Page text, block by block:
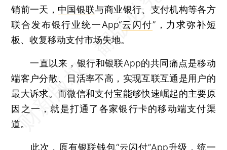
销前一天， 中国银联与商业银行、支付机构等各方
联合发布银行业统一App“云闪付”，力求弥补短
板、收复移动支付市场失地。
一直以来，银行和银联App的共同痛点是移动
端客户分散、日活率不高，实现互联互通是用户的
最大诉求。而微信和支付宝能够快速崛起的主要原
因之一，就是打通了各家银行卡的移动端支付渠
道。
此次，原有银联钱包“云闪付”App升级，统一